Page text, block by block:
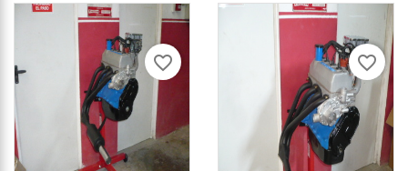
favorite_border favorite_border